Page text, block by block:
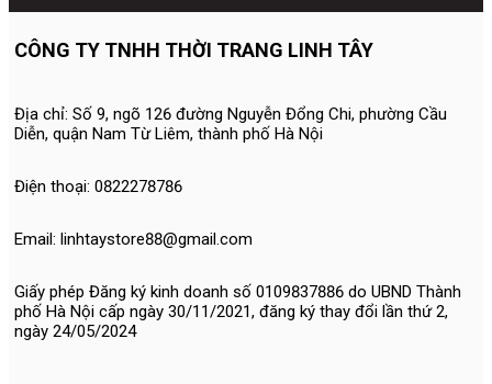
CÔNG TY TNHH THỜI TRANG LINH TÂY
Địa chỉ: Số 9, ngõ 126 đường Nguyễn Đổng Chi, phường Cầu
Diễn, quận Nam Từ Liêm, thành phố Hà Nội
Điện thoại: 0822278786
Email: linhtaystore88@gmail.com
Giấy phép Đăng ký kinh doanh số 0109837886 do UBND Thành
phố Hà Nội cấp ngày 30/11/2021, đăng ký thay đổi lần thứ 2,
ngày 24/05/2024